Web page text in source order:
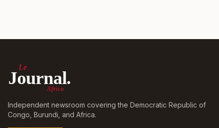
Le
Journal.
Africa
Independent newsroom covering the Democratic Republic of
Congo, Burundi, and Africa.